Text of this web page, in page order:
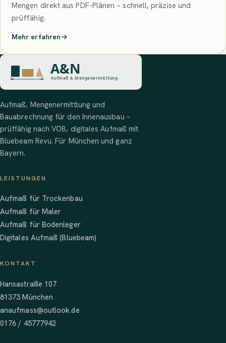
Mengen direkt aus PDF-Plänen – schnell, präzise und
prüffähig.
Mehr erfahren
Aufmaß, Mengenermittlung und
Bauabrechnung für den Innenausbau –
prüffähig nach VOB, digitales Aufmaß mit
Bluebeam Revu. Für München und ganz
Bayern.
LEISTUNGEN
Aufmaß für Trockenbau
Aufmaß für Maler
Aufmaß für Bodenleger
Digitales Aufmaß (Bluebeam)
KONTAKT
Hansastraße 107
81373 München
anaufmass@outlook.de
0176 / 45777942